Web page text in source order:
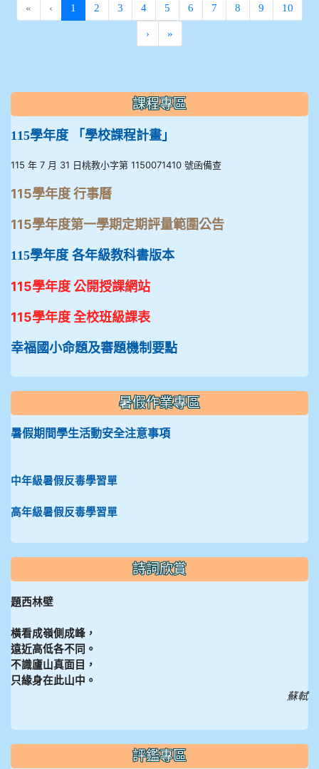
« ‹ 1 (current)
2 3 4 5 6 7 8 9 10
› »
::: 課程專區
115學年度 「學校課程計畫」
115 年 7 月 31 日桃教小字第 1150071410 號函備查
115學年度 行事曆
115學年度第一學期定期評量範圍公告
115學年度 各年級教科書版本
115學年度 公開授課網站
115學年度 全校班級課表
幸福國小命題及審題機制要點
暑假作業專區
暑假期間學生活動安全注意事項
中年級暑假反毒學習單
高年級暑假反毒學習單
詩詞欣賞
題西林壁
橫看成嶺側成峰，
遠近高低各不同。
不識廬山真面目，
只緣身在此山中。
蘇軾
評鑑專區